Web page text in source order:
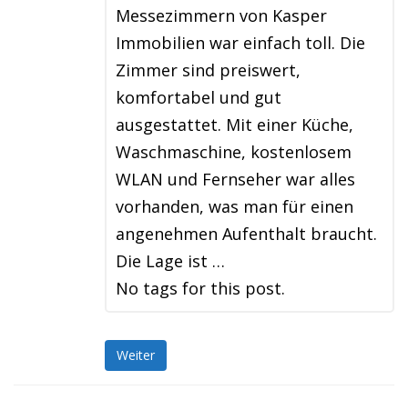
Messezimmern von Kasper
Immobilien war einfach toll. Die
Zimmer sind preiswert,
komfortabel und gut
ausgestattet. Mit einer Küche,
Waschmaschine, kostenlosem
WLAN und Fernseher war alles
vorhanden, was man für einen
angenehmen Aufenthalt braucht.
Die Lage ist …
No tags for this post.
Weiter